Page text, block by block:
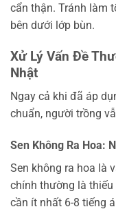
cẩn thận. Tránh làm
bên dưới lớp bùn.
Xử Lý Vấn Đề
Nhật
Ngay cả khi đã áp
chuẩn, người trồng
Sen Không Ra Hoa:
Sen không ra hoa là
chính thường là thiếu
cần ít nhất 6-8 tiếng